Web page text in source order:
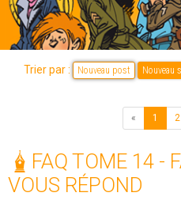
Trier par : Nouveau post Nouveau
« 1 2
FAQ TOME 14 -
VOUS RÉPOND